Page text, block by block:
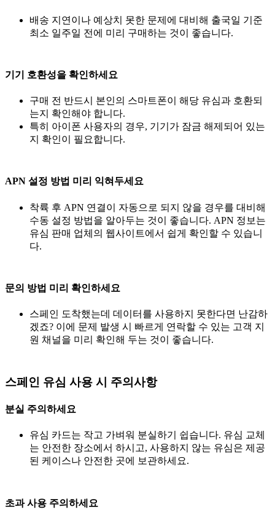
배송 지연이나 예상치 못한 문제에 대비해 출국일 기준
최소 일주일 전에 미리 구매하는 것이 좋습니다.
기기 호환성을 확인하세요
구매 전 반드시 본인의 스마트폰이 해당 유심과 호환되
는지 확인해야 합니다.
특히 아이폰 사용자의 경우, 기기가 잠금 해제되어 있는
지 확인이 필요합니다.
APN 설정 방법 미리 익혀두세요
착륙 후 APN 연결이 자동으로 되지 않을 경우를 대비해
수동 설정 방법을 알아두는 것이 좋습니다. APN 정보는
유심 판매 업체의 웹사이트에서 쉽게 확인할 수 있습니
다.
문의 방법 미리 확인하세요
스페인 도착했는데 데이터를 사용하지 못한다면 난감하
겠죠? 이에 문제 발생 시 빠르게 연락할 수 있는 고객 지
원 채널을 미리 확인해 두는 것이 좋습니다.
스페인 유심 사용 시 주의사항
분실 주의하세요
유심 카드는 작고 가벼워 분실하기 쉽습니다. 유심 교체
는 안전한 장소에서 하시고, 사용하지 않는 유심은 제공
된 케이스나 안전한 곳에 보관하세요.
초과 사용 주의하세요